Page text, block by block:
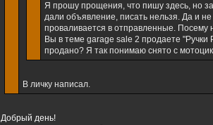
Я прошу прощения, что пишу здесь, но
дали объявление, писать нельзя. Да и
проваливается в отправленные. Посему
Вы в теме garage sale 2 продаете
продано? Я так понимаю снято с
В личку написал.
Добрый день!